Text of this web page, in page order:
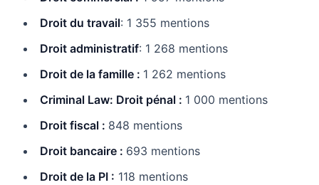
Droit du travail: 1 355 mentions
Droit administratif: 1 268 mentions
Droit de la famille : 1 262 mentions
Criminal Law: Droit pénal : 1 000 mentions
Droit fiscal : 848 mentions
Droit bancaire : 693 mentions
Droit de la PI : 118 mentions